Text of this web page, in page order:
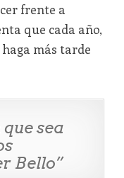
frente a
que cada año,
más tarde
sea
Bello”